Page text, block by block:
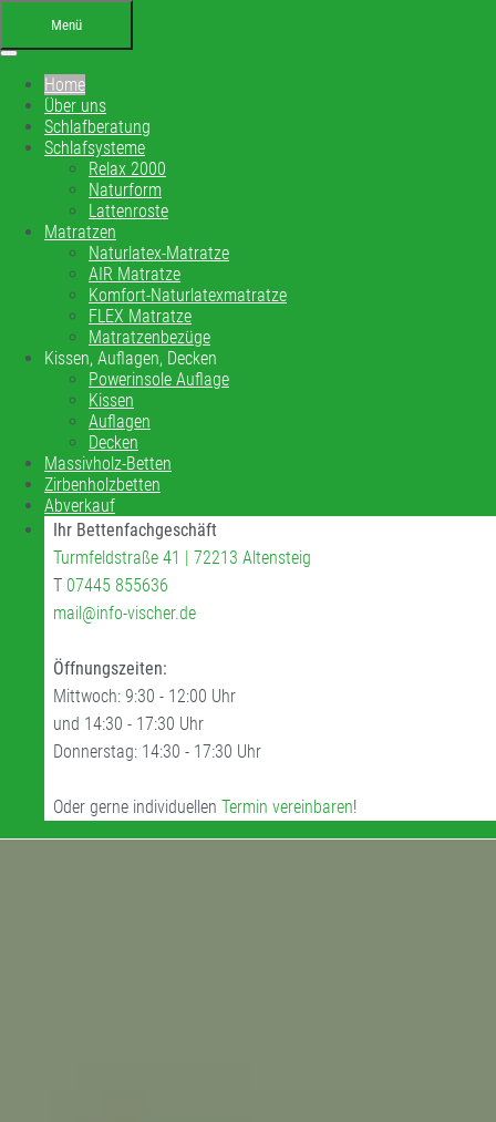
Menü
Home
Über uns
Schlafberatung
Schlafsysteme
Relax 2000
Naturform
Lattenroste
Matratzen
Naturlatex-Matratze
AIR Matratze
Komfort-Naturlatexmatratze
FLEX Matratze
Matratzenbezüge
Kissen, Auflagen, Decken
Powerinsole Auflage
Kissen
Auflagen
Decken
Massivholz-Betten
Zirbenholzbetten
Abverkauf
Ihr Bettenfachgeschäft
Turmfeldstraße 41 | 72213 Altensteig
T 07445 855636
mail@info-vischer.de
Öffnungszeiten:
Mittwoch: 9:30 - 12:00 Uhr
und 14:30 - 17:30 Uhr
Donnerstag: 14:30 - 17:30 Uhr
Oder gerne individuellen Termin vereinbaren!
Ihr Bettenfachgeschäft in
Altensteig
Matratzenberatung und
Betten
Schlafsystem Relax 2000
Matratzen aus reinem Naturlatex